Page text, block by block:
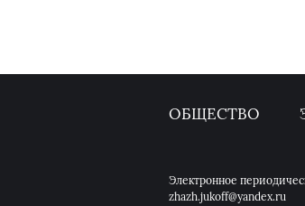
ОБЩЕСТВО
Электронное
zhazh.jukoff@yandex.ru